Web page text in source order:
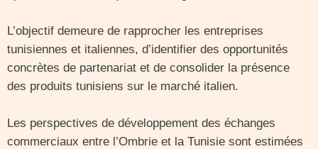
L’objectif demeure de rapprocher les entreprises
tunisiennes et italiennes, d’identifier des opportunités
concrètes de partenariat et de consolider la présence
des produits tunisiens sur le marché italien.
Les perspectives de développement des échanges
commerciaux entre l’Ombrie et la Tunisie sont estimées